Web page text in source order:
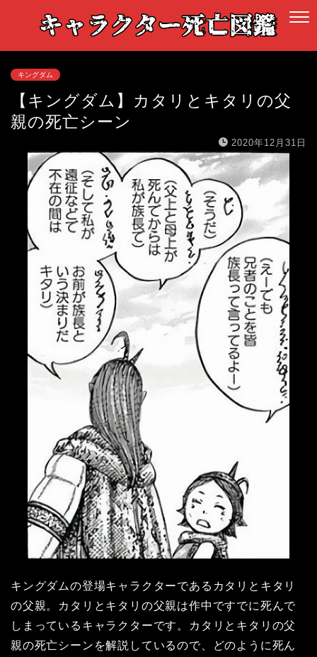
キングダム
【キングダム】カタリとキタリの父
親の死亡シーン
2020年12月31日
キングダムの登場キャラクターであるカタリとキタリ
の父親。カタリとキタリの父親は作中ですでに死んで
しまっているキャラクターです。カタリとキタリの父
親の死亡シーンを解説しているので、どのように死ん